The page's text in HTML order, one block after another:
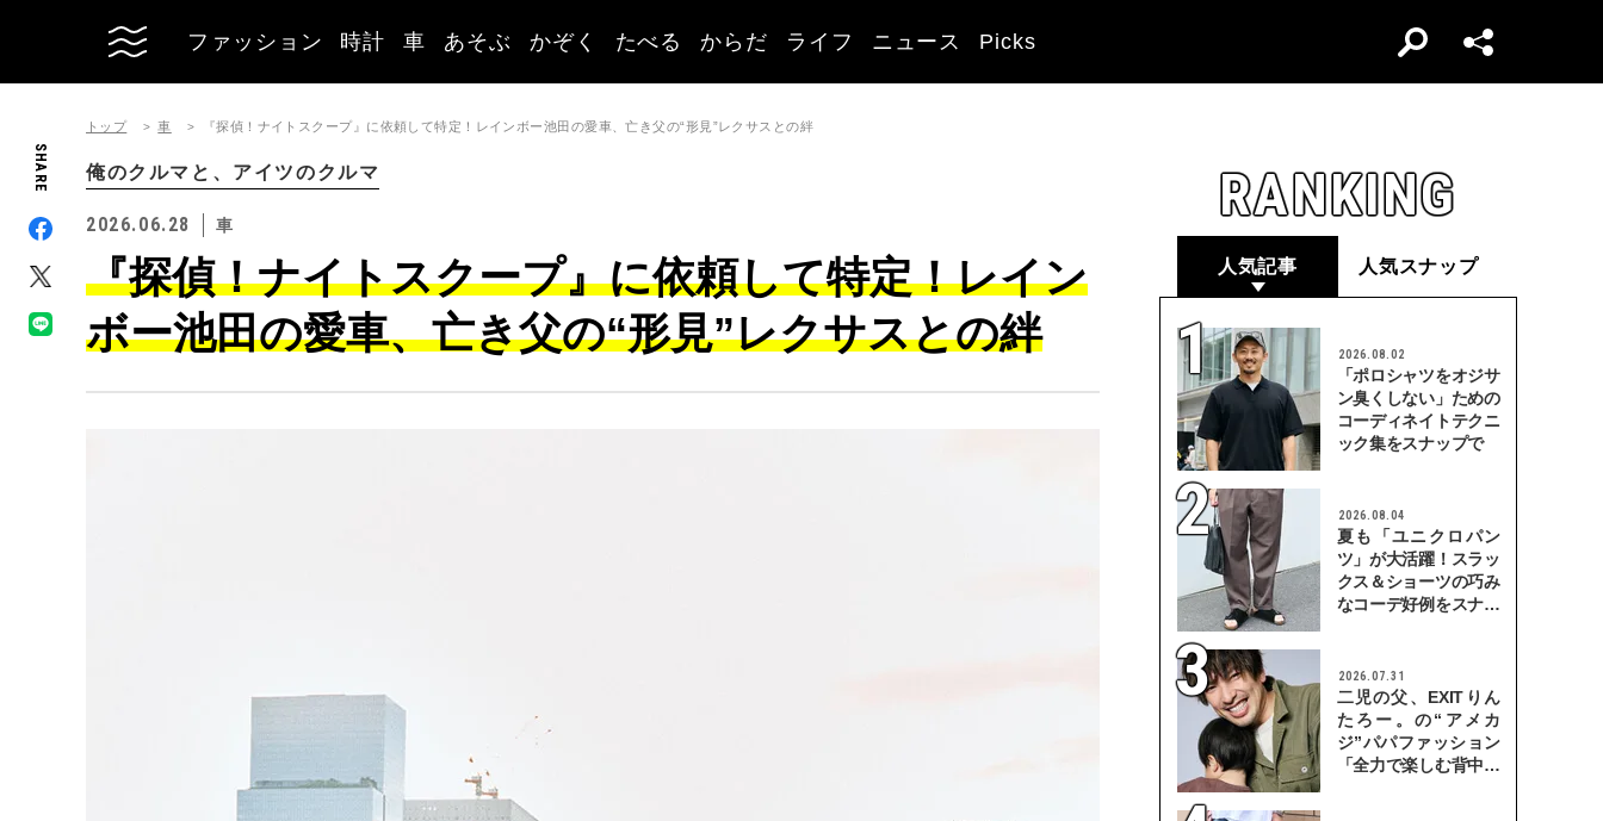
ファッション 時計 車 あそぶ かぞく たべる からだ ライフ ニュース Picks
SHARE
トップ 車 『探偵！ナイトスクープ』に依頼して特定！レインボー池田の愛車、亡き父の“形見”レクサスとの絆
俺のクルマと、アイツのクルマ
2026.06.28 車
『探偵！ナイトスクープ』に依頼して特定！レイン
ボー池田の愛車、亡き父の“形見”レクサスとの絆
RANKING
人気記事 人気スナップ
2026.08.02
「ポロシャツをオジサ
ン臭くしない」ための
コーディネイトテクニ
ック集をスナップで
2026.08.04
夏も「ユニクロパン
ツ」が大活躍！スラッ
クス＆ショーツの巧み
なコーデ好例をスナッ
2026.07.31
二児の父、EXITりん
たろー。の“アメカ
ジ”パパファッション
「全力で楽しむ背中を